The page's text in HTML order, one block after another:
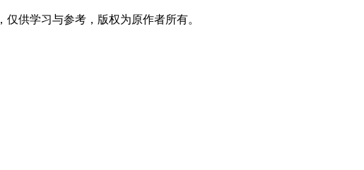
，仅供学习与参考，版权为原作者所有。